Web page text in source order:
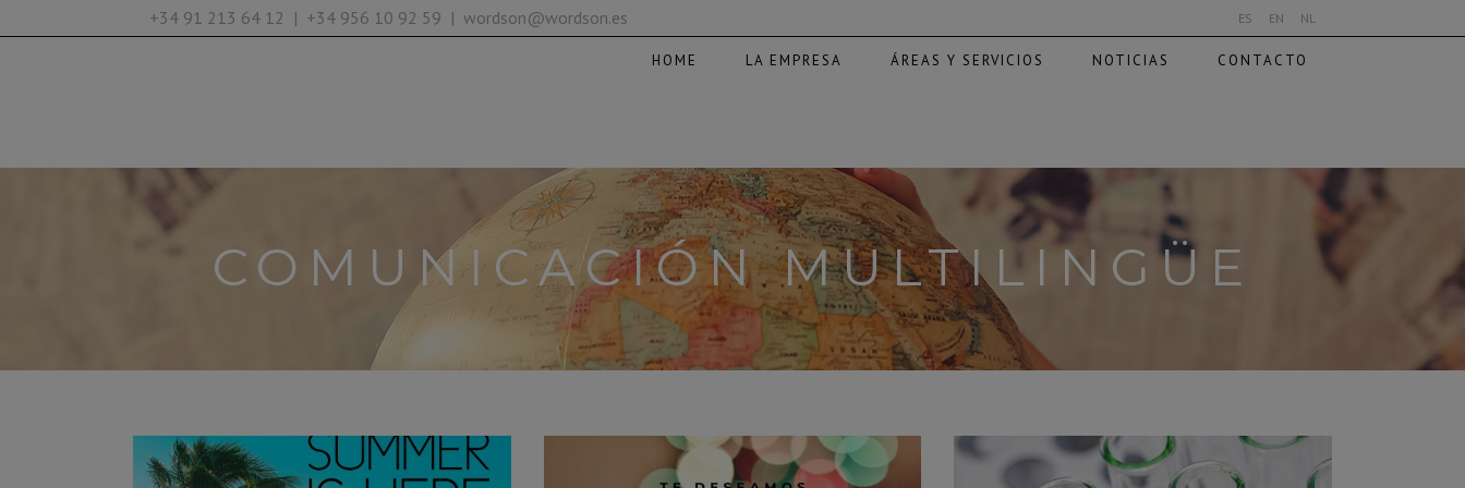
+34 91 213 64 12 | +34 956 10 92 59 | wordson@wordson.es ES EN NL
HOME LA EMPRESA ÁREAS Y SERVICIOS NOTICIAS CONTACTO
COMUNICACIÓN MULTILINGÜE